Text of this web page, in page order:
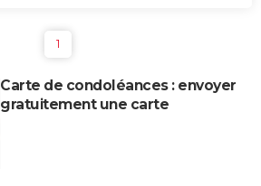
1
Carte de condoléances : envoyer
gratuitement une carte